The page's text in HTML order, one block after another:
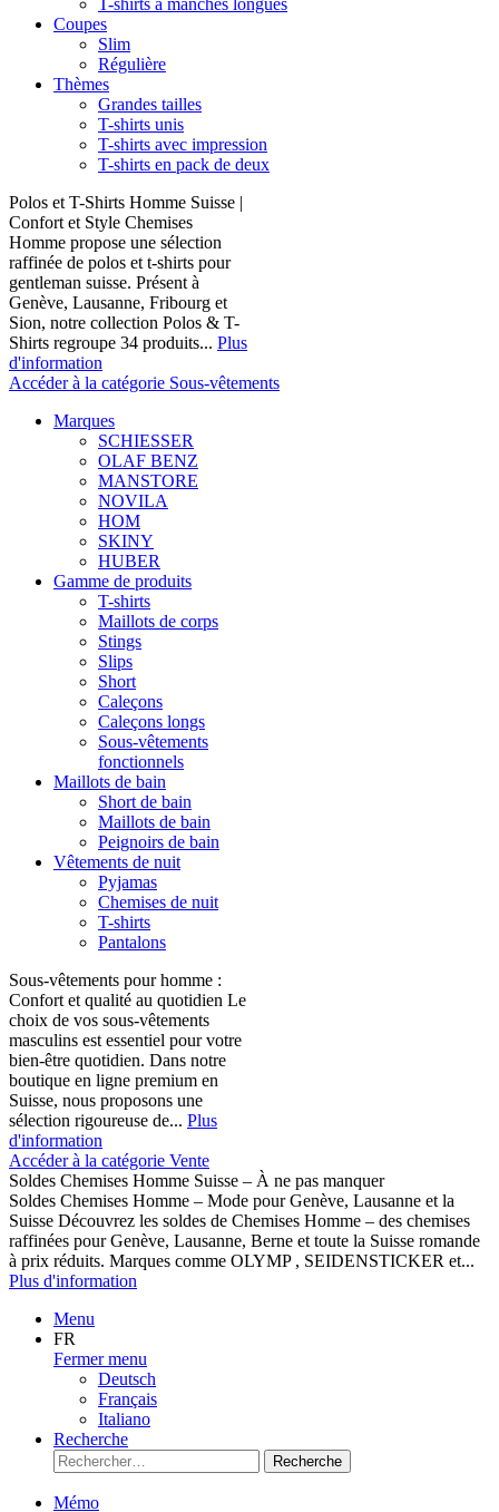
T-shirts à manches longues
Coupes
Slim
Régulière
Thèmes
Grandes tailles
T-shirts unis
T-shirts avec impression
T-shirts en pack de deux
Polos et T-Shirts Homme Suisse |
Confort et Style Chemises
Homme propose une sélection
raffinée de polos et t-shirts pour
gentleman suisse. Présent à
Genève, Lausanne, Fribourg et
Sion, notre collection Polos & T-
Shirts regroupe 34 produits... Plus
d'information
Accéder à la catégorie Sous-vêtements
Marques
SCHIESSER
OLAF BENZ
MANSTORE
NOVILA
HOM
SKINY
HUBER
Gamme de produits
T-shirts
Maillots de corps
Stings
Slips
Short
Caleçons
Caleçons longs
Sous-vêtements
fonctionnels
Maillots de bain
Short de bain
Maillots de bain
Peignoirs de bain
Vêtements de nuit
Pyjamas
Chemises de nuit
T-shirts
Pantalons
Sous-vêtements pour homme :
Confort et qualité au quotidien Le
choix de vos sous-vêtements
masculins est essentiel pour votre
bien-être quotidien. Dans notre
boutique en ligne premium en
Suisse, nous proposons une
sélection rigoureuse de... Plus
d'information
Accéder à la catégorie Vente
Soldes Chemises Homme Suisse – À ne pas manquer
Soldes Chemises Homme – Mode pour Genève, Lausanne et la
Suisse Découvrez les soldes de Chemises Homme – des chemises
raffinées pour Genève, Lausanne, Berne et toute la Suisse romande
à prix réduits. Marques comme OLYMP , SEIDENSTICKER et...
Plus d'information
Menu
FR
Fermer menu
Deutsch
Français
Italiano
Recherche
Recherche
Mémo